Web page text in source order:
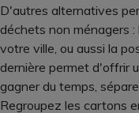
D'autres alternatives
déchets non ménagers
votre ville, ou aussi la
dernière permet d'offrir
gagner du temps,
Regroupez les cartons